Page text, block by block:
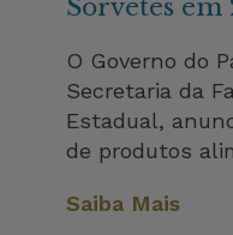
Sorvetes em
O Governo do
Secretaria da
Estadual,
de produtos
Saiba Mais